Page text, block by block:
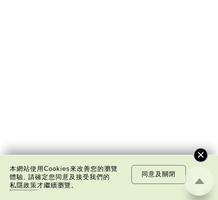
本網站使用Cookies來改善您的瀏覽
體驗, 請確定您同意及接受我們的
私隱政策才繼續瀏覽。
同意及關閉